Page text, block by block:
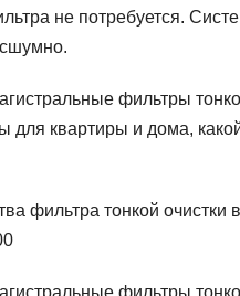
не потребуется.
фильтра тонкой очистки